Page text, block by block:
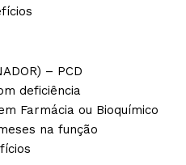
– PCD
deficiência
Farmácia ou Bioquímico
na função